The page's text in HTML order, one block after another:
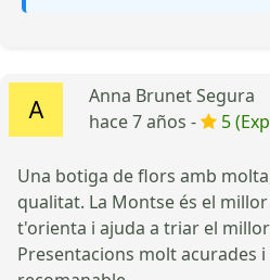
Anna Brunet Segura
hace 7 años -
5
Una botiga de flors amb
qualitat. La Montse és el
t'orienta i ajuda a triar el
Presentacions molt acurades